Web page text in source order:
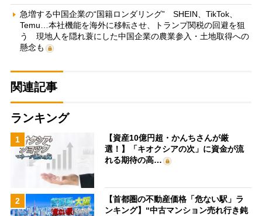
急増する中国企業の“国籍ロンダリング” SHEIN、TikTok、
Temu…本社機能を海外に移転させ、トランプ関税の回避を狙
う 現地人を隠れ蓑にした中国企業の農業参入・土地取得への
懸念も
関連記事
ランキング
1
【資産10億円超・かんちさんが厳
選！】「キオクシアの次」に資金が流
れる期待の高…
2
【首都圏の不動産価格「危ない駅」ラ
ンキング】“中古マンション売れ行き鈍